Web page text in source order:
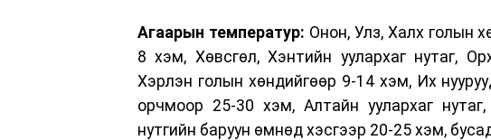
Агаарын температур: Онон, Улз, Халх голын
8 хэм, Хөвсгөл, Хэнтийн уулархаг нутаг,
Хэрлэн голын хөндийгөөр 9-14 хэм, Их
орчмоор 25-30 хэм, Алтайн уулархаг
нутгийн баруун өмнөд хэсгээр 20-25 хэм,